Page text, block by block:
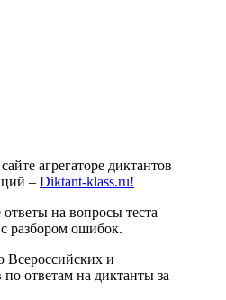
агрегаторе диктантов
– Diktant-klass.ru!
на вопросы теста
разбором ошибок.
Всероссийских и
ответам на диктанты за